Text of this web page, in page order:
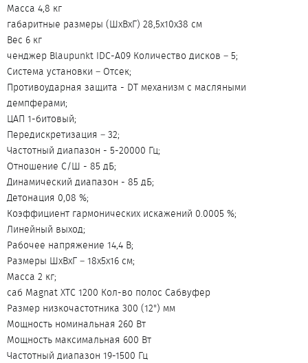
Масса 4,8 кг
габаритные размеры (ШxВxГ) 28,5x10x38 см
Вес 6 кг
ченджер Blaupunkt IDC-A09 Количество дисков – 5;
Система установки – Отсек;
Противоударная защита - DT механизм с масляными
демпферами;
ЦАП 1-битовый;
Передискретизация – 32;
Частотный диапазон - 5-20000 Гц;
Отношение С/Ш - 85 дБ;
Динамический диапазон - 85 дБ;
Детонация 0,08 %;
Коэффициент гармoнических искажений 0.0005 %;
Линейный выход;
Рабочее напряжение 14,4 В;
Размеры ШxВxГ – 18x5x16 см;
Масса 2 кг;
саб Magnat XTC 1200 Кол-во полос Сабвуфер
Размер низкочастотника 300 (12") мм
Мощность номинальная 260 Вт
Мощность максимальная 600 Вт
Частотный диапазон 19-1500 Гц